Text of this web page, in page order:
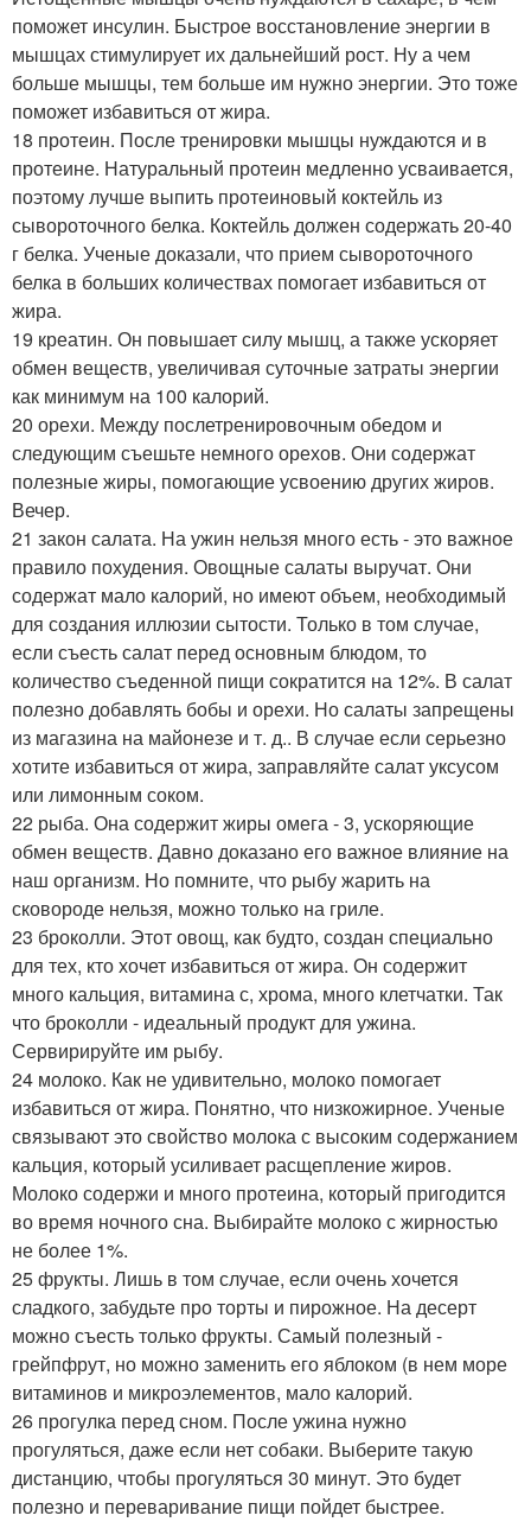
поможет инсулин. Быстрое восстановление энергии в
мышцах стимулирует их дальнейший рост. Ну а чем
больше мышцы, тем больше им нужно энергии. Это тоже
поможет избавиться от жира.
18 протеин. После тренировки мышцы нуждаются и в
протеине. Натуральный протеин медленно усваивается,
поэтому лучше выпить протеиновый коктейль из
сывороточного белка. Коктейль должен содержать 20-40
г белка. Ученые доказали, что прием сывороточного
белка в больших количествах помогает избавиться от
жира.
19 креатин. Он повышает силу мышц, а также ускоряет
обмен веществ, увеличивая суточные затраты энергии
как минимум на 100 калорий.
20 орехи. Между послетренировочным обедом и
следующим съешьте немного орехов. Они содержат
полезные жиры, помогающие усвоению других жиров.
Вечер.
21 закон салата. На ужин нельзя много есть - это важное
правило похудения. Овощные салаты выручат. Они
содержат мало калорий, но имеют объем, необходимый
для создания иллюзии сытости. Только в том случае,
если съесть салат перед основным блюдом, то
количество съеденной пищи сократится на 12%. В салат
полезно добавлять бобы и орехи. Но салаты запрещены
из магазина на майонезе и т. д.. В случае если серьезно
хотите избавиться от жира, заправляйте салат уксусом
или лимонным соком.
22 рыба. Она содержит жиры омега - 3, ускоряющие
обмен веществ. Давно доказано его важное влияние на
наш организм. Но помните, что рыбу жарить на
сковороде нельзя, можно только на гриле.
23 броколли. Этот овощ, как будто, создан специально
для тех, кто хочет избавиться от жира. Он содержит
много кальция, витамина с, хрома, много клетчатки. Так
что броколли - идеальный продукт для ужина.
Сервирируйте им рыбу.
24 молоко. Как не удивительно, молоко помогает
избавиться от жира. Понятно, что низкожирное. Ученые
связывают это свойство молока с высоким содержанием
кальция, который усиливает расщепление жиров.
Молоко содержи и много протеина, который пригодится
во время ночного сна. Выбирайте молоко с жирностью
не более 1%.
25 фрукты. Лишь в том случае, если очень хочется
сладкого, забудьте про торты и пирожное. На десерт
можно съесть только фрукты. Самый полезный -
грейпфрут, но можно заменить его яблоком (в нем море
витаминов и микроэлементов, мало калорий.
26 прогулка перед сном. После ужина нужно
прогуляться, даже если нет собаки. Выберите такую
дистанцию, чтобы прогуляться 30 минут. Это будет
полезно и переваривание пищи пойдет быстрее.